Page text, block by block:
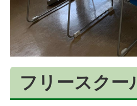
フリースクー